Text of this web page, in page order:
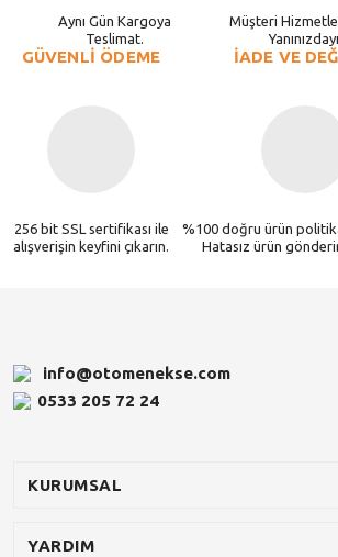
Aynı Gün Kargoya
Teslimat.
Müşteri
GÜVENLİ ÖDEME
256 bit SSL sertifikası ile
alışverişin keyfini çıkarın.
İADE VE
%100 doğru ürün
Hatasız ürün
info@otomenekse.com
0533 205 72 24
KURUMSAL
YARDIM